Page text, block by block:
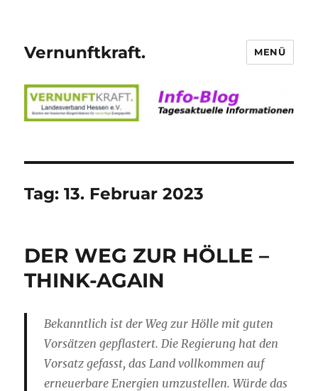
Vernunftkraft. MENÜ
Tag:13. Februar 2023
DER WEG ZUR HÖLLE –
THINK-AGAIN
Bekanntlich ist der Weg zur Hölle mit guten
Vorsätzen gepflastert. Die Regierung hat den
Vorsatz gefasst, das Land vollkommen auf
erneuerbare Energien umzustellen. Würde das